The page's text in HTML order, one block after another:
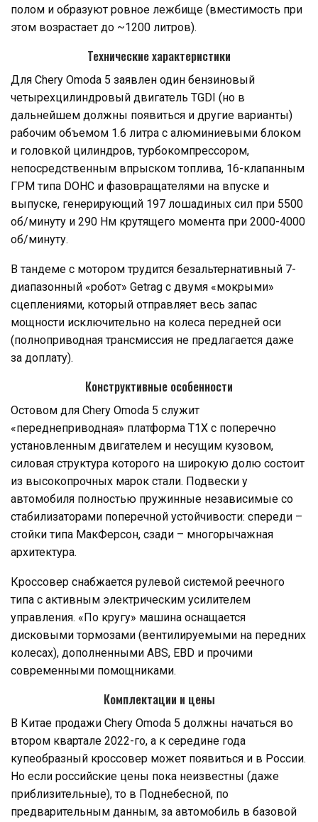
полом и образуют ровное лежбище (вместимость при
этом возрастает до ~1200 литров).
Технические характеристики
Для Chery Omoda 5 заявлен один бензиновый
четырехцилиндровый двигатель TGDI (но в
дальнейшем должны появиться и другие варианты)
рабочим объемом 1.6 литра с алюминиевыми блоком
и головкой цилиндров, турбокомпрессором,
непосредственным впрыском топлива, 16-клапанным
ГРМ типа DOHC и фазовращателями на впуске и
выпуске, генерирующий 197 лошадиных сил при 5500
об/минуту и 290 Нм крутящего момента при 2000-4000
об/минуту.
В тандеме с мотором трудится безальтернативный 7-
диапазонный «робот» Getrag с двумя «мокрыми»
сцеплениями, который отправляет весь запас
мощности исключительно на колеса передней оси
(полноприводная трансмиссия не предлагается даже
за доплату).
Конструктивные особенности
Остовом для Chery Omoda 5 служит
«переднеприводная» платформа T1X с поперечно
установленным двигателем и несущим кузовом,
силовая структура которого на широкую долю состоит
из высокопрочных марок стали. Подвески у
автомобиля полностью пружинные независимые со
стабилизаторами поперечной устойчивости: спереди –
стойки типа МакФерсон, сзади – многорычажная
архитектура.
Кроссовер снабжается рулевой системой реечного
типа с активным электрическим усилителем
управления. «По кругу» машина оснащается
дисковыми тормозами (вентилируемыми на передних
колесах), дополненными ABS, EBD и прочими
современными помощниками.
Комплектации и цены
В Китае продажи Chery Omoda 5 должны начаться во
втором квартале 2022-го, а к середине года
купеобразный кроссовер может появиться и в России.
Но если российские цены пока неизвестны (даже
приблизительные), то в Поднебесной, по
предварительным данным, за автомобиль в базовой